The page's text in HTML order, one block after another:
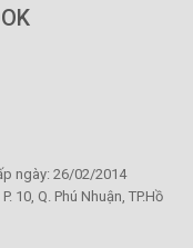
ngày: 26/02/2014
10, Q. Phú Nhuận, TP.Hồ